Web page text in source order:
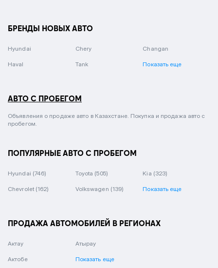
БРЕНДЫ НОВЫХ АВТО
Hyundai Chery Changan
Haval Tank Показать еще
АВТО С ПРОБЕГОМ
Объявления о продаже авто в Казахстане. Покупка и продажа авто с
пробегом.
ПОПУЛЯРНЫЕ АВТО С ПРОБЕГОМ
Hyundai (746) Toyota (505) Kia (323)
Chevrolet (162) Volkswagen (139) Показать еще
ПРОДАЖА АВТОМОБИЛЕЙ В РЕГИОНАХ
Актау
Актобе
Атырау
Показать еще